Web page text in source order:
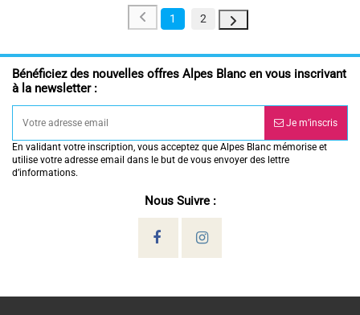
1 2
Bénéficiez des nouvelles offres Alpes Blanc en vous inscrivant
à la newsletter :
Je m’inscris
En validant votre inscription, vous acceptez que Alpes Blanc mémorise et
utilise votre adresse email dans le but de vous envoyer des lettre
d’informations.
Nous Suivre :